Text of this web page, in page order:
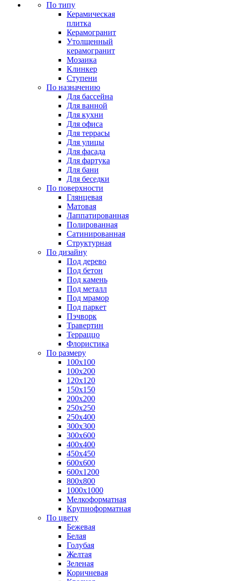
По типу
Керамическая
плитка
Керамогранит
Утолщенный
керамогранит
Мозаика
Клинкер
Ступени
По назначению
Для бассейна
Для ванной
Для кухни
Для офиса
Для террасы
Для улицы
Для фасада
Для фартука
Для бани
Для беседки
По поверхности
Глянцевая
Матовая
Лаппатированная
Полированная
Сатинированная
Структурная
По дизайну
Под дерево
Под бетон
Под камень
Под металл
Под мрамор
Под паркет
Пэчворк
Травертин
Терраццо
Флористика
По размеру
100х100
100х200
120х120
150х150
200х200
250х250
250х400
300х300
300х600
400х400
450х450
600х600
600х1200
800х800
1000х1000
Мелкоформатная
Крупноформатная
По цвету
Бежевая
Белая
Голубая
Желтая
Зеленая
Коричневая